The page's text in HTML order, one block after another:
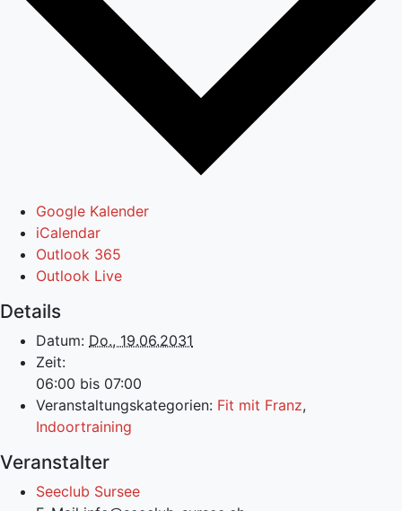
Google Kalender
iCalendar
Outlook 365
Outlook Live
Details
Datum: Do., 19.06.2031
Zeit:
06:00 bis 07:00
Veranstaltungskategorien: Fit mit Franz,
Indoortraining
Veranstalter
Seeclub Sursee